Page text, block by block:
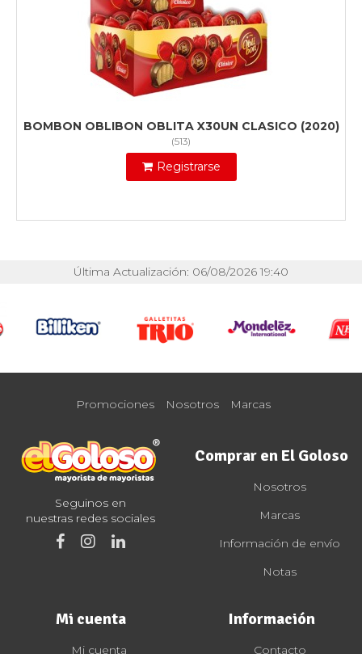
BOMBON OBLIBON OBLITA X30UN CLASICO (2020)
(513)
Registrarse
Última Actualización: 06/08/2026 19:40
Promociones Nosotros Marcas
Seguinos en
nuestras redes sociales
Comprar en El Goloso
Nosotros
Marcas
Información de envío
Notas
Mi cuenta
Mi cuenta
Información
Contacto